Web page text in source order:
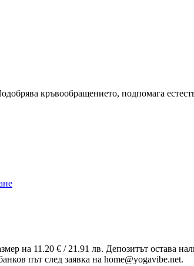
кръвообращението, подпомага
на 11.20 € / 21.91 лв. Депозитът остава
път след заявка на home@yogavibe.net.